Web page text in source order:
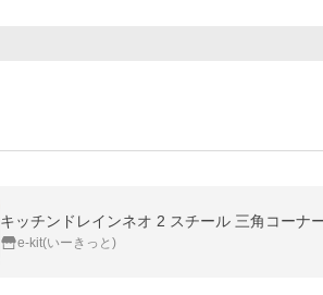
キッチンドレインネオ 2 スチール 三角コーナ
e-kit(いーきっと)